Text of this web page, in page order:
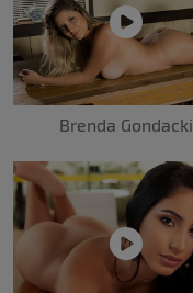
Brenda Gondacki